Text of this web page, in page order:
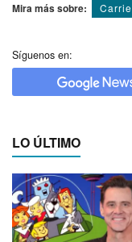
Mira más sobre:
Síguenos en:
LO ÚLTIMO